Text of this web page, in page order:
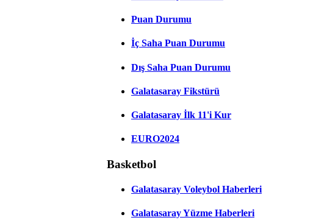
Puan Durumu
İç Saha Puan Durumu
Dış Saha Puan Durumu
Galatasaray Fikstürü
Galatasaray İlk 11'i Kur
EURO2024
Basketbol
Galatasaray Voleybol Haberleri
Galatasaray Yüzme Haberleri